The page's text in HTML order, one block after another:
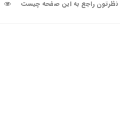
نظرتون راجع به این صفحه چیست